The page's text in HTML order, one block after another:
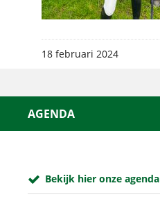
18 februari 2024
AGENDA
Bekijk hier onze agenda